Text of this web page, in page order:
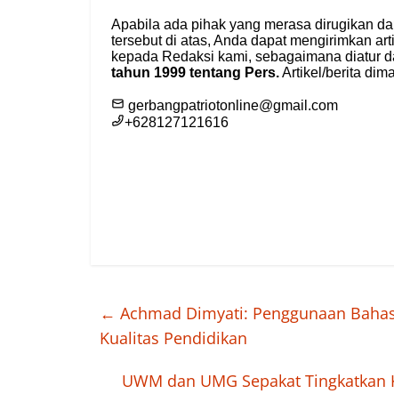
← Achmad Dimyati: Penggunaan
Kualitas Pendidikan
UWM dan UMG Sepakat